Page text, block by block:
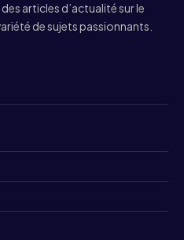
articles d’actualité sur le
de sujets passionnants.